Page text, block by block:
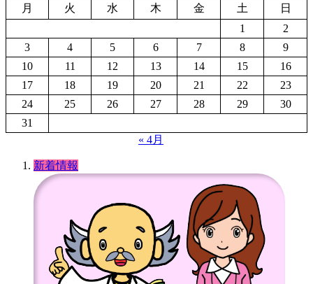
月
火 水 木 金 土
日
1
2
3
4 5 6 7 8
9
10
11 12 13 14 15
16
17
18 19 20 21 22
23
24
25 26 27 28 29
30
31
« 4月
新着情報